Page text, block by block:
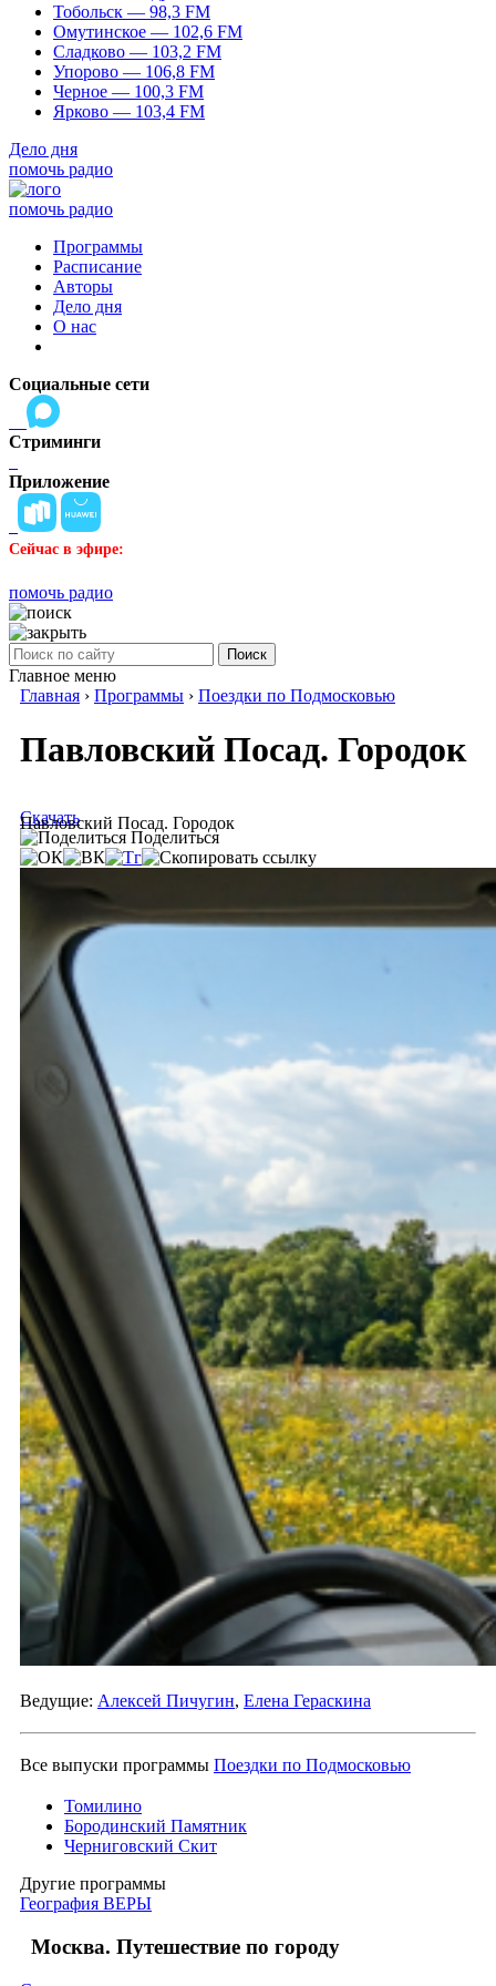
Тобольск — 98,3 FM
Омутинское — 102,6 FM
Сладково — 103,2 FM
Упорово — 106,8 FM
Черное — 100,3 FM
Ярково — 103,4 FM
Дело дня
помочь радио
помочь радио
Программы
Расписание
Авторы
Дело дня
О нас
Социальные сети
Стриминги
Приложение
Сейчас в эфире:
помочь радио
Поиск
Главное меню
Главная › Программы › Поездки по Подмосковью
Павловский Посад. Городок
Павловский Посад. Городок
Скачать
Поделиться
Ведущие: Алексей Пичугин, Елена Гераскина
Все выпуски программы Поездки по Подмосковью
Томилино
Бородинский Памятник
Черниговский Скит
Другие программы
География ВЕРЫ
Москва. Путешествие по городу